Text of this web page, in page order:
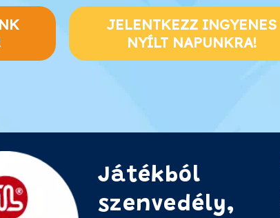
JELENTKEZZ INGYENES
NYÍLT NAPUNKRA!
Játékból
szenvedély,